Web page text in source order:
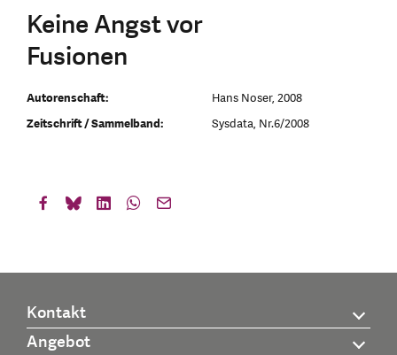
Keine Angst vor
Fusionen
Autorenschaft:
Hans Noser, 2008
Zeitschrift / Sammelband:
Sysdata, Nr.6/2008
Kontakt
Angebot